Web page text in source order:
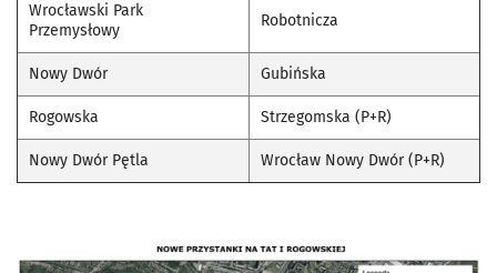
Wrocławski Park
Przemysłowy
Robotnicza
Nowy Dwór Gubińska
Rogowska Strzegomska (P+R)
Nowy Dwór Pętla Wrocław Nowy Dwór (P+R)